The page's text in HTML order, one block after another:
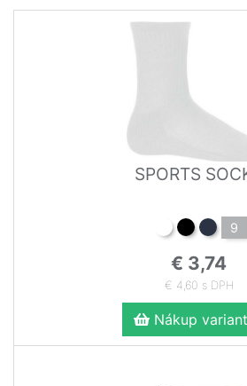
SPORTS
9
€ 3,74
€ 4,60 s DPH
Nákup